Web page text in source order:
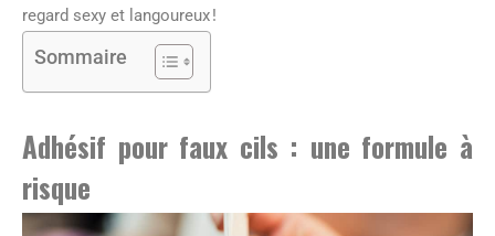
regard sexy et langoureux !
Sommaire
Adhésif pour faux cils : une formule à
risque